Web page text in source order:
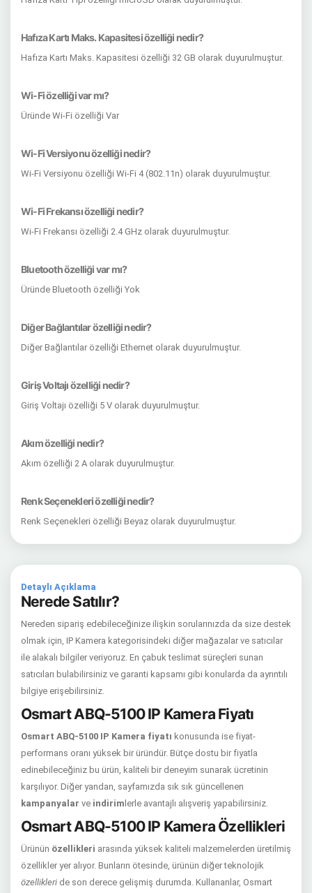
Hafıza Kartı Maks. Kapasitesi özelliği nedir?
Hafıza Kartı Maks. Kapasitesi özelliği 32 GB olarak duyurulmuştur.
Wi-Fi özelliği var mı?
Üründe Wi-Fi özelliği Var
Wi-Fi Versiyonu özelliği nedir?
Wi-Fi Versiyonu özelliği Wi-Fi 4 (802.11n) olarak duyurulmuştur.
Wi-Fi Frekansı özelliği nedir?
Wi-Fi Frekansı özelliği 2.4 GHz olarak duyurulmuştur.
Bluetooth özelliği var mı?
Üründe Bluetooth özelliği Yok
Diğer Bağlantılar özelliği nedir?
Diğer Bağlantılar özelliği Ethernet olarak duyurulmuştur.
Giriş Voltajı özelliği nedir?
Giriş Voltajı özelliği 5 V olarak duyurulmuştur.
Akım özelliği nedir?
Akım özelliği 2 A olarak duyurulmuştur.
Renk Seçenekleri özelliği nedir?
Renk Seçenekleri özelliği Beyaz olarak duyurulmuştur.
Detaylı Açıklama
Nerede Satılır?
Nereden sipariş edebileceğinize ilişkin sorularınızda da size destek
olmak için, IP Kamera kategorisindeki diğer mağazalar ve satıcılar
ile alakalı bilgiler veriyoruz. En çabuk teslimat süreçleri sunan
satıcıları bulabilirsiniz ve garanti kapsamı gibi konularda da ayrıntılı
bilgiye erişebilirsiniz.
Osmart ABQ-5100 IP Kamera Fiyatı
Osmart ABQ-5100 IP Kamera fiyatı konusunda ise fiyat-
performans oranı yüksek bir üründür. Bütçe dostu bir fiyatla
edinebileceğiniz bu ürün, kaliteli bir deneyim sunarak ücretinin
karşılıyor. Diğer yandan, sayfamızda sık sık güncellenen
kampanyalar ve indirim lerle avantajlı alışveriş yapabilirsiniz.
Osmart ABQ-5100 IP Kamera Özellikleri
Ürünün özellikleri arasında yüksek kaliteli malzemelerden üretilmiş
özellikler yer alıyor. Bunların ötesinde, ürünün diğer teknolojik
özellikleri de son derece gelişmiş durumda. Kullananlar, Osmart